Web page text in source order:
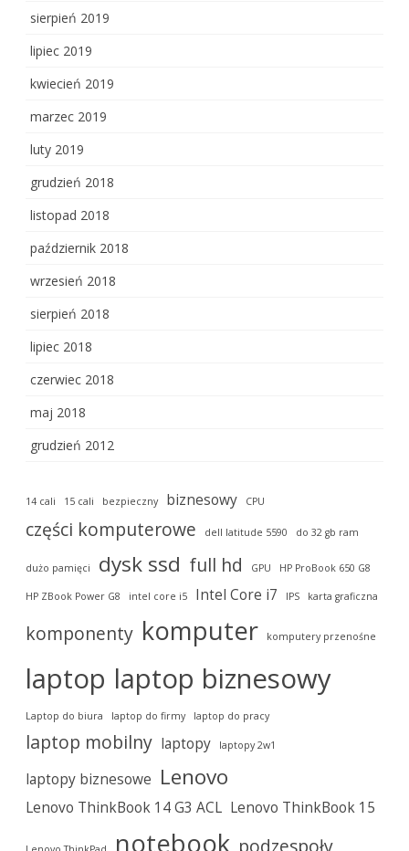
sierpień 2019
lipiec 2019
kwiecień 2019
marzec 2019
luty 2019
grudzień 2018
listopad 2018
październik 2018
wrzesień 2018
sierpień 2018
lipiec 2018
czerwiec 2018
maj 2018
grudzień 2012
14 cali 15 cali bezpieczny biznesowy CPU
części komputerowe dell latitude 5590 do 32 gb ram
dużo pamięci dysk ssd full hd GPU HP ProBook 650 G8
HP ZBook Power G8 intel core i5 Intel Core i7 IPS karta graficzna
komponenty komputer komputery przenośne
laptop laptop biznesowy
Laptop do biura laptop do firmy laptop do pracy
laptop mobilny laptopy laptopy 2w1
laptopy biznesowe Lenovo
Lenovo ThinkBook 14 G3 ACL Lenovo ThinkBook 15
notebook podzespoły